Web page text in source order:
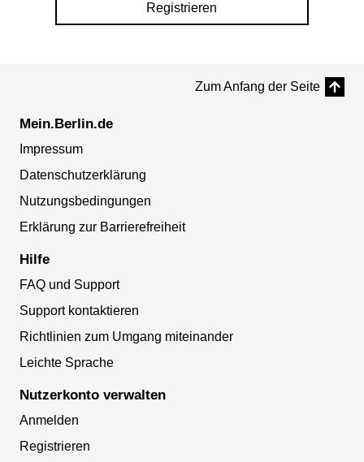
Registrieren
Zum Anfang der Seite
Mein.Berlin.de
Impressum
Datenschutzerklärung
Nutzungsbedingungen
Erklärung zur Barrierefreiheit
Hilfe
FAQ und Support
Support kontaktieren
Richtlinien zum Umgang miteinander
Leichte Sprache
Nutzerkonto verwalten
Anmelden
Registrieren